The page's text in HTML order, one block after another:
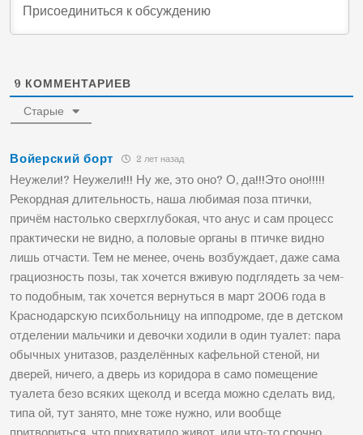
9 КОММЕНТАРИЕВ
Старые
Войерский борт 2 лет назад
Неужели!? Неужели!!! Ну же, это оно? О, да!!!Это оно!!!!!
Рекордная длительность, наша любимая поза птички,
причём настолько сверхглубокая, что анус и сам процесс
практически не видно, а половые органы в птичке видно
лишь отчасти. Тем не менее, очень возбуждает, даже сама
грациозность позы, так хочется вживую подглядеть за чем-
то подобным, так хочется вернуться в март 2006 года в
Краснодарскую психбольницу на ипподроме, где в детском
отделении мальчики и девочки ходили в один туалет: пара
обычных унитазов, разделённых кафельной стеной, ни
дверей, ничего, а дверь из коридора в само помещение
туалета безо всяких щеколд и всегда можно сделать вид,
типа ой, тут занято, мне тоже нужно, или вообще